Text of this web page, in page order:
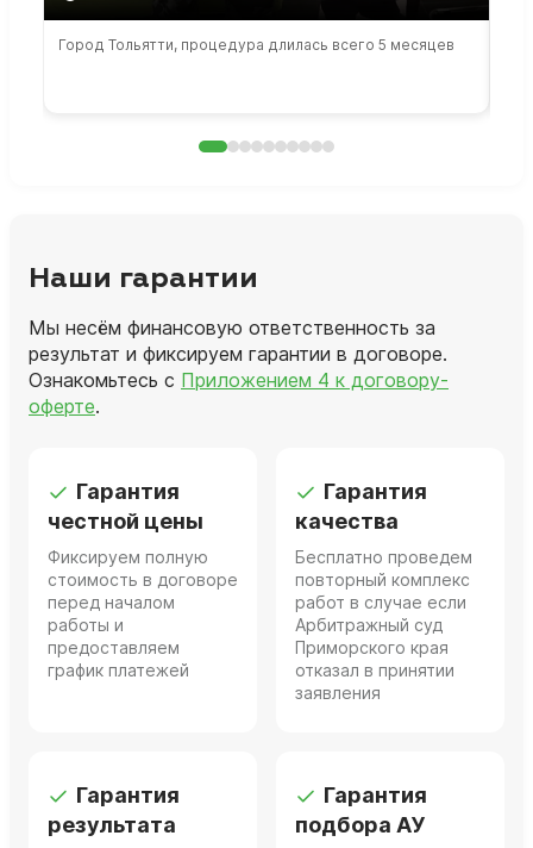
Город Тольятти, процедура длилась всего 5 месяцев
Наши гарантии
Мы несём финансовую ответственность за
результат и фиксируем гарантии в договоре.
Ознакомьтесь с Приложением 4 к договору-
оферте.
Гарантия
честной цены
Фиксируем полную
стоимость в договоре
перед началом
работы и
предоставляем
график платежей
Гарантия
качества
Бесплатно проведем
повторный комплекс
работ в случае если
Арбитражный суд
Приморского края
отказал в принятии
заявления
Гарантия
результата
Гарантия
подбора АУ